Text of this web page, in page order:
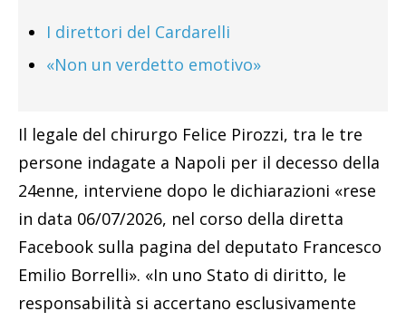
I direttori del Cardarelli
«Non un verdetto emotivo»
Il legale del chirurgo Felice Pirozzi, tra le tre
persone indagate a Napoli per il decesso della
24enne, interviene dopo le dichiarazioni «rese
in data 06/07/2026, nel corso della diretta
Facebook sulla pagina del deputato Francesco
Emilio Borrelli». «In uno Stato di diritto, le
responsabilità si accertano esclusivamente